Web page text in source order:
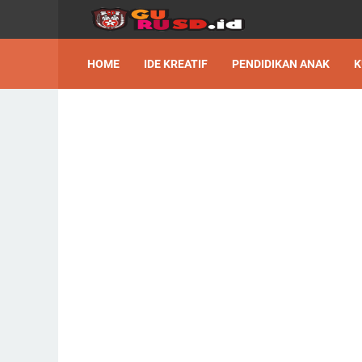
HOME IDE KREATIF PENDIDIKAN ANAK